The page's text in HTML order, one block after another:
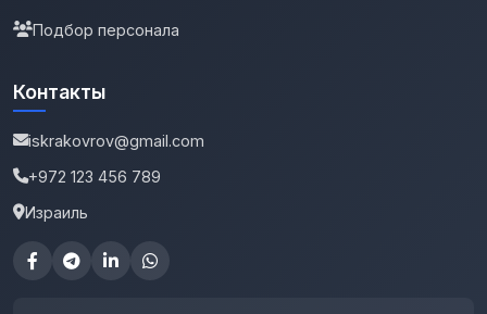
Подбор персонала
Контакты
iskrakovrov@gmail.com
+972 123 456 789
Израиль